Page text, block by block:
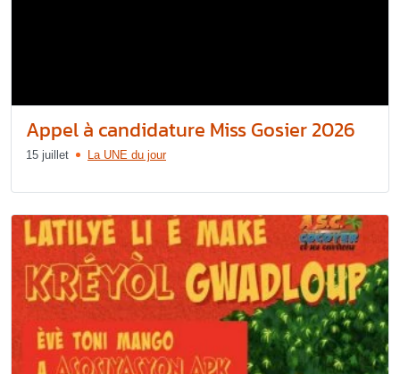
Appel à candidature Miss Gosier 2026
15 juillet La UNE du jour